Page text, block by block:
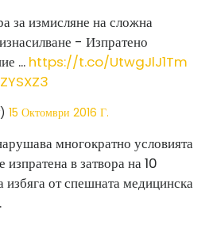
за измисляне на сложна
- Изпратено
... https://t.co/UtwgJlJ1Tm
15 Октомври 2016 Г.
многократно условията
в затвора на 10
избяга от спешната медицинска